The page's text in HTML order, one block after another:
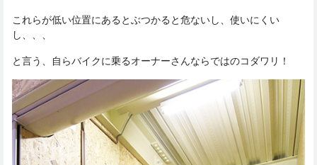
これらが低い位置にあるとぶつかると危ないし、使いにくい
し、、、
と言う、自らバイクに乗るオーナーさんならではのコダワリ！